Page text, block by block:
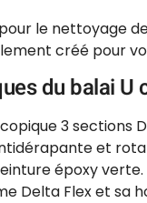
le nettoyage
créé pour
du balai U
3 sections
et
époxy
Delta Flex et sa